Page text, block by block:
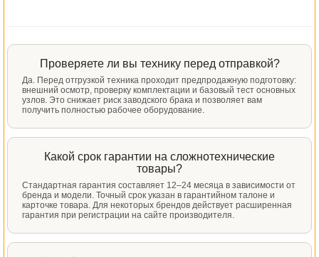
Проверяете ли вы технику перед отправкой?
Да. Перед отгрузкой техника проходит предпродажную подготовку:
внешний осмотр, проверку комплектации и базовый тест основных
узлов. Это снижает риск заводского брака и позволяет вам
получить полностью рабочее оборудование.
Какой срок гарантии на сложнотехнические
товары?
Стандартная гарантия составляет 12–24 месяца в зависимости от
бренда и модели. Точный срок указан в гарантийном талоне и
карточке товара. Для некоторых брендов действует расширенная
гарантия при регистрации на сайте производителя.